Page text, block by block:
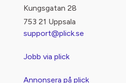
Kungsgatan 28
753 21 Uppsala
support@plick.se
Jobb via plick
Annonsera på plick